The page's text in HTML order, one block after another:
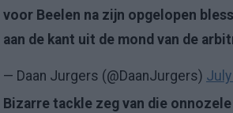
voor Beelen na zijn opgelopen
aan de kant uit de mond van de
— Daan Jurgers (@DaanJurgers)
Bizarre tackle zeg van die